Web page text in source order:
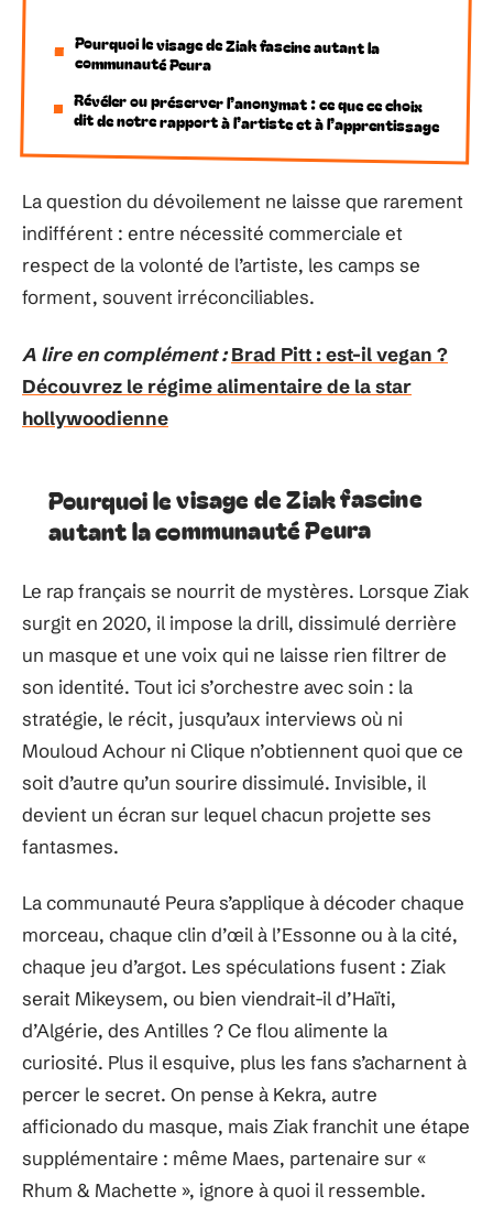
Pourquoi le visage de Ziak fascine autant la
communauté Peura
Révéler ou préserver l’anonymat : ce que ce choix
dit de notre rapport à l’artiste et à l’apprentissage
La question du dévoilement ne laisse que rarement
indifférent : entre nécessité commerciale et
respect de la volonté de l’artiste, les camps se
forment, souvent irréconciliables.
A lire en complément : Brad Pitt : est-il vegan ?
Découvrez le régime alimentaire de la star
hollywoodienne
Pourquoi le visage de Ziak fascine
autant la communauté Peura
Le rap français se nourrit de mystères. Lorsque Ziak
surgit en 2020, il impose la drill, dissimulé derrière
un masque et une voix qui ne laisse rien filtrer de
son identité. Tout ici s’orchestre avec soin : la
stratégie, le récit, jusqu’aux interviews où ni
Mouloud Achour ni Clique n’obtiennent quoi que ce
soit d’autre qu’un sourire dissimulé. Invisible, il
devient un écran sur lequel chacun projette ses
fantasmes.
La communauté Peura s’applique à décoder chaque
morceau, chaque clin d’œil à l’Essonne ou à la cité,
chaque jeu d’argot. Les spéculations fusent : Ziak
serait Mikeysem, ou bien viendrait-il d’Haïti,
d’Algérie, des Antilles ? Ce flou alimente la
curiosité. Plus il esquive, plus les fans s’acharnent à
percer le secret. On pense à Kekra, autre
afficionado du masque, mais Ziak franchit une étape
supplémentaire : même Maes, partenaire sur «
Rhum & Machette », ignore à quoi il ressemble.